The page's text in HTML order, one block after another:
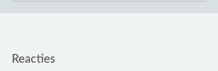
Reader
Reacties